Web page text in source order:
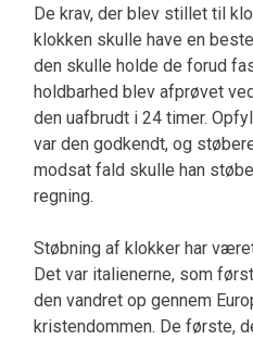
De krav, der blev stillet til
klokken skulle have en
den skulle holde de forud
holdbarhed blev afprøvet
den uafbrudt i 24 timer.
var den godkendt, og
modsat fald skulle han
regning.
Støbning af klokker har
Det var italienerne, som
den vandret op gennem
kristendommen. De første,